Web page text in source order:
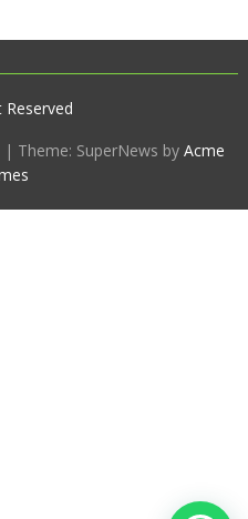
| Theme: SuperNews byAcme